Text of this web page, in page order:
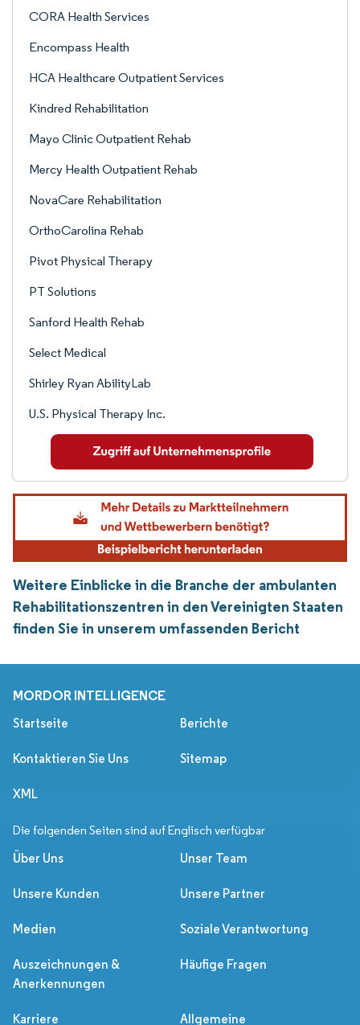
CORA Health Services
Encompass Health
HCA Healthcare Outpatient Services
Kindred Rehabilitation
Mayo Clinic Outpatient Rehab
Mercy Health Outpatient Rehab
NovaCare Rehabilitation
OrthoCarolina Rehab
Pivot Physical Therapy
PT Solutions
Sanford Health Rehab
Select Medical
Shirley Ryan AbilityLab
U.S. Physical Therapy Inc.
Weitere Einblicke in die Branche der ambulanten
Rehabilitationszentren in den Vereinigten Staaten
finden Sie in unserem umfassenden Bericht
MORDOR INTELLIGENCE
Startseite Berichte
Kontaktieren Sie Uns Sitemap
XML
Die folgenden Seiten sind auf Englisch verfügbar
Über Uns Unser Team
Unsere Kunden Unsere Partner
Medien Soziale Verantwortung
Auszeichnungen &
Anerkennungen
Häufige Fragen
Karriere
Allgemeine